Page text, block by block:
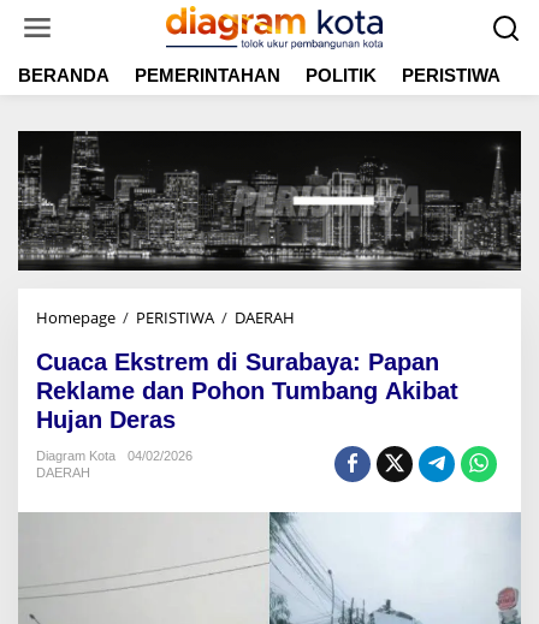
t
BERANDA PEMERINTAHAN POLITIK PERISTIWA
Homepage / PERISTIWA / DAERAH
a
c
r
e
m
d
Cuaca Ekstrem di Surabaya: Papan
Reklame dan Pohon Tumbang Akibat
Hujan Deras
Diagram Kota
04/02/2026
DAERAH